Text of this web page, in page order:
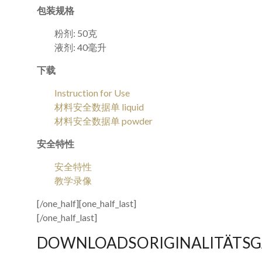
包装规格
粉剂: 50克
液剂: 40毫升
下载
Instruction for Use
材料安全数据单 liquid
材料安全数据单 powder
安全特性
安全特性
教学录像
[/one_half][one_half_last]
[/one_half_last]
DOWNLOADS